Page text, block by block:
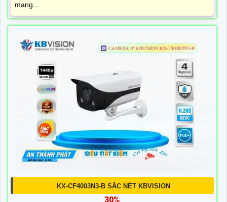
mang...
KX-CF4003N3-B SẮC NÉT KBVISION
30%